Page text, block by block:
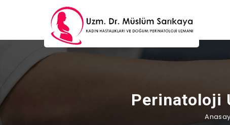
Perinatoloji